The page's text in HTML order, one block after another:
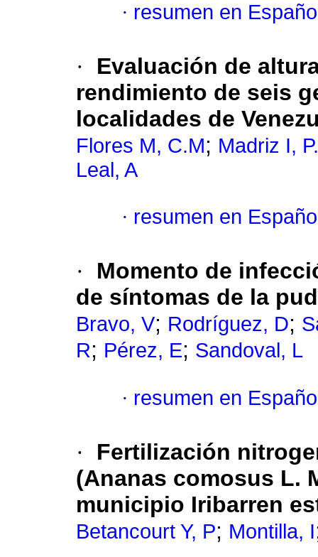
· resumen en
·
Evaluación de
rendimiento de seis
localidades de
Flores M, C.M; Madriz I,
Leal, A
· resumen en
·
Momento de
de síntomas de la
Bravo, V; Rodríguez, D;
R; Pérez, E; Sandoval, L
· resumen en
·
Fertilización
(Ananas comosus L.
municipio Iribarren
Betancourt Y, P; Montilla, I